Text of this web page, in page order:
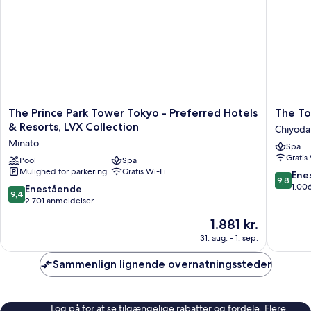
The
Prince
Tower
Tokyo
-
Preferred
Hotels
Collection
The Prince Park Tower Tokyo - Preferred Hotels
& Resorts, LVX Collection
Minato
Pool
Spa
Mulighed for parkering
Gratis Wi-Fi
9.4
ud
2.701
anmeldelser
9,4 Enestående
2.701 anmeldelser
Prisen
er
1.881 kr.
1.881 kr.
31. aug. - 1. sep.
The
Tokyo
Station
Hotel
Chiyoda
The
Chiyoda
Spa
Gratis
9.8
ud
9,8
Sammenlign lignende overnatningssteder
Log på for at se tilgængelige rabatter og fordele. Flere